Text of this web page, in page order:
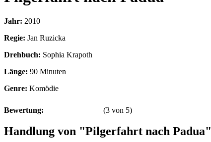
Jahr: 2010
Regie: Jan Ruzicka
Drehbuch: Sophia Krapoth
Länge: 90 Minuten
Genre: Komödie
Bewertung: (3 von 5)
Handlung von "Pilgerfahrt nach Padua"